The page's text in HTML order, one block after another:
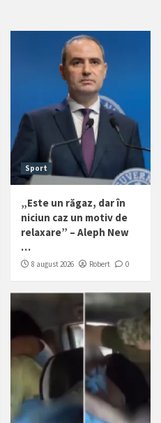
Sport
„Este un răgaz, dar în
niciun caz un motiv de
relaxare” – Aleph New
…
8 august 2026 Robert 0